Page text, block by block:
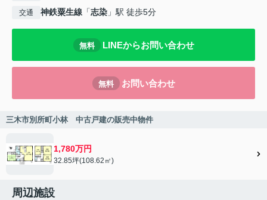
交通 神鉄粟生線 「志染 」駅 徒歩5分
無料 LINEからお問い合わせ
無料 お問い合わせ
三木市別所町小林 中古戸建の販売中物件
1,780万円
32.85坪(108.62㎡)
周辺施設